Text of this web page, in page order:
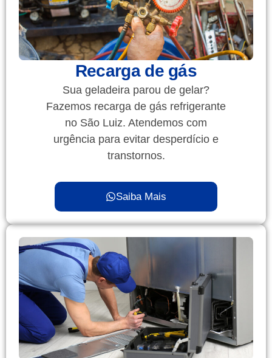
Recarga de gás
Sua geladeira parou de gelar?
Fazemos recarga de gás refrigerante
no São Luiz. Atendemos com
urgência para evitar desperdício e
transtornos.
Saiba Mais